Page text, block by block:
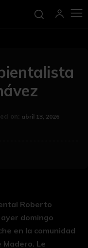
on: abril 13, 2026
Roberto
domingo
en la comunidad
Madero. Le